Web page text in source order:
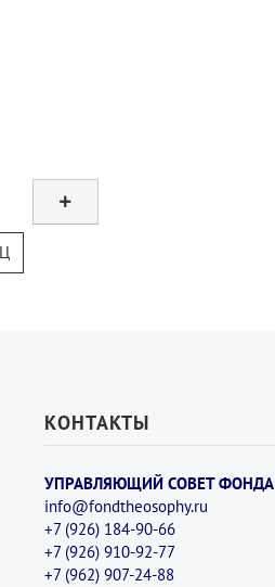
КОНТАКТЫ
УПРАВЛЯЮЩИЙ СОВЕТ ФОНДА
info@fondtheosophy.ru
+7 (926) 184-90-66
+7 (926) 910-92-77
+7 (962) 907-24-88